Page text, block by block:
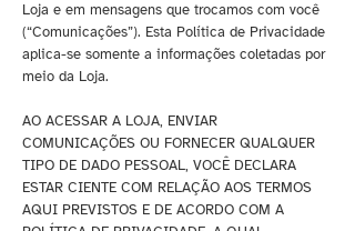
Loja e em mensagens que trocamos com você
(“Comunicações”). Esta Política de Privacidade
aplica-se somente a informações coletadas por
meio da Loja.
AO ACESSAR A LOJA, ENVIAR
COMUNICAÇÕES OU FORNECER QUALQUER
TIPO DE DADO PESSOAL, VOCÊ DECLARA
ESTAR CIENTE COM RELAÇÃO AOS TERMOS
AQUI PREVISTOS E DE ACORDO COM A